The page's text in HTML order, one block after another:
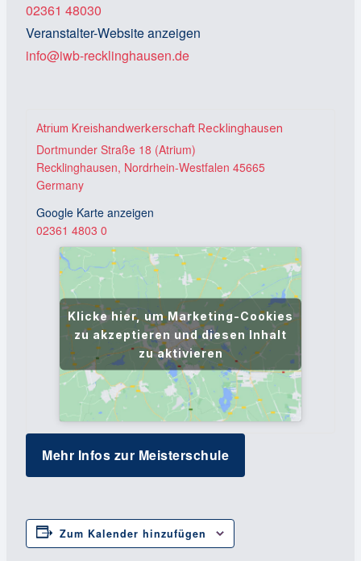
02361 48030
Veranstalter-Website anzeigen
info@iwb-recklinghausen.de
Atrium Kreishandwerkerschaft Recklinghausen
Dortmunder Straße 18 (Atrium)
Recklinghausen, Nordrhein-Westfalen 45665
Germany
Google Karte anzeigen
02361 4803 0
Klicke hier, um Marketing-Cookies
zu akzeptieren und diesen Inhalt
zu aktivieren
Mehr Infos zur Meisterschule
Zum Kalender hinzufügen